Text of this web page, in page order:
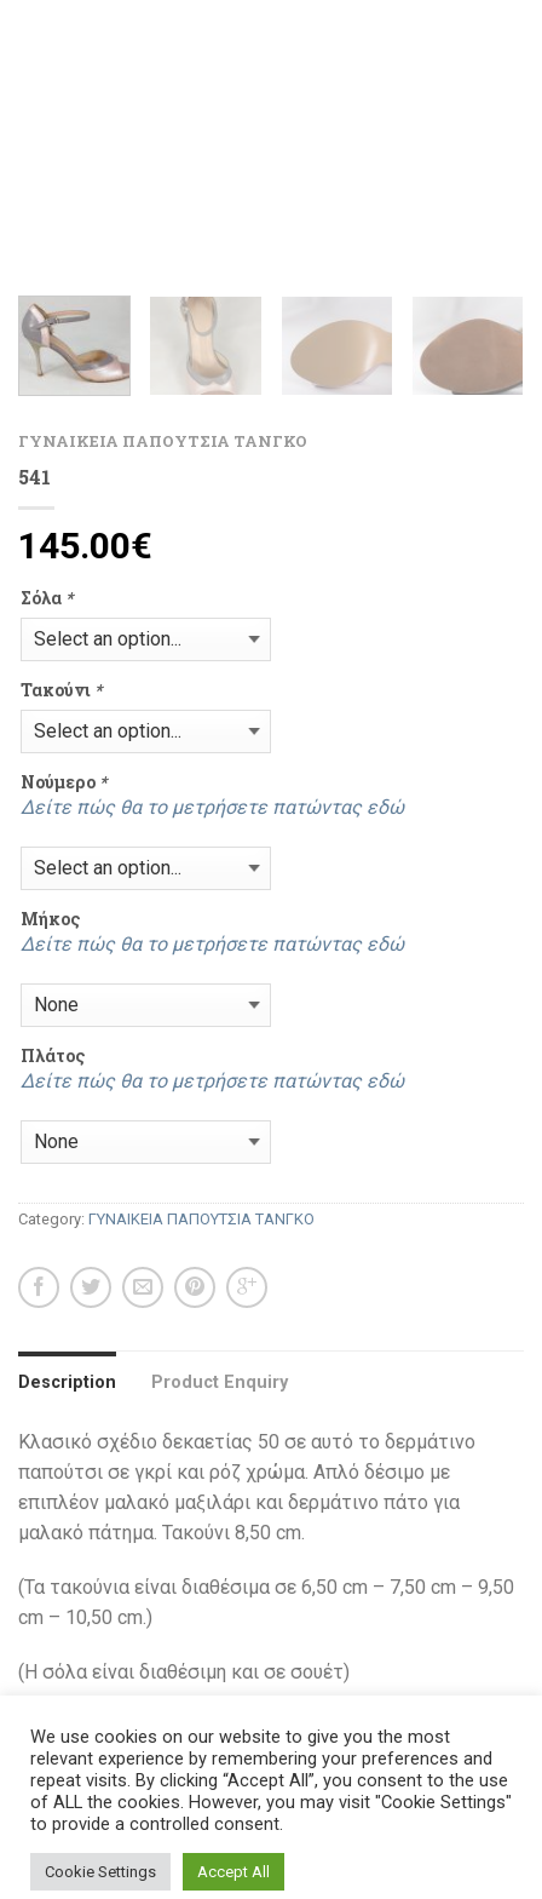
ΓΥΝΑΙΚΕΙΑ ΠΑΠΟΥΤΣΙΑ ΤΑΝΓΚΟ
541
145.00€
Σόλα *
Τακούνι *
Νούμερο *
Δείτε πώς θα το μετρήσετε πατώντας εδώ
Mήκος
Δείτε πώς θα το μετρήσετε πατώντας εδώ
Πλάτος
Δείτε πώς θα το μετρήσετε πατώντας εδώ
Category: ΓΥΝΑΙΚΕΙΑ ΠΑΠΟΥΤΣΙΑ ΤΑΝΓΚΟ
Description Product Enquiry
Κλασικό σχέδιο δεκαετίας 50 σε αυτό το δερμάτινο
παπούτσι σε γκρί και ρόζ χρώμα. Απλό δέσιμο με
επιπλέον μαλακό μαξιλάρι και δερμάτινο πάτο για
μαλακό πάτημα. Τακούνι 8,50 cm.
(Τα τακούνια είναι διαθέσιμα σε 6,50 cm – 7,50 cm – 9,50
cm – 10,50 cm.)
(H σόλα είναι διαθέσιμη και σε σουέτ)
Related Products
We use cookies on our website to give you the most
relevant experience by remembering your preferences and
repeat visits. By clicking “Accept All”, you consent to the use
of ALL the cookies. However, you may visit "Cookie Settings"
to provide a controlled consent.
Cookie Settings Accept All